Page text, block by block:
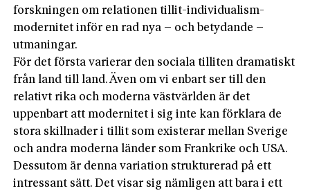
forskningen om relationen tillit-individualism-
modernitet inför en rad nya – och betydande –
utmaningar.
För det första varierar den sociala tilliten dramatiskt
från land till land. Även om vi enbart ser till den
relativt rika och moderna västvärlden är det
uppenbart att modernitet i sig inte kan förklara de
stora skillnader i tillit som existerar mellan Sverige
och andra moderna länder som Frankrike och USA.
Dessutom är denna variation strukturerad på ett
intressant sätt. Det visar sig nämligen att bara i ett